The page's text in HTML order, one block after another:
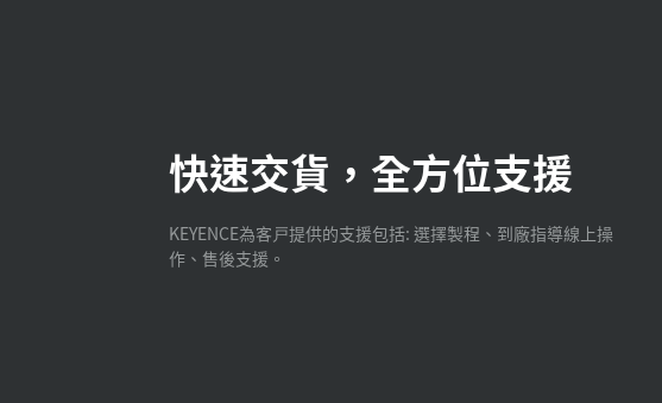
快速交貨，全方位支援
KEYENCE為客戸提供的支援包括: 選擇製程、到廠指導線上操
作、售後支援。